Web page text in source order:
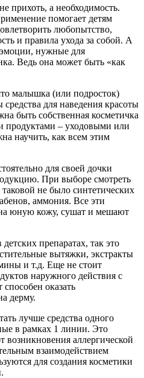
прихоть, а необходимость.
помогает детям
любопытство,
и правила ухода за собой. А
нужные для
Ведь она может быть «как
малышка (или подросток)
для наведения красоты
быть собственная косметичка
продуктами – уходовыми или
научить, как всем этим
для своей дочки
При выборе смотреть
не было синтетических
аммония. Все эти
юную кожу, сушат и мешают
препаратах, так это
вытяжки, экстракты
и т.д. Еще не стоит
наружного действия с
оказать
дерму.
лучше средства одного
в рамках 1 линии. Это
возникновения аллергической
взаимодействием
для создания косметики